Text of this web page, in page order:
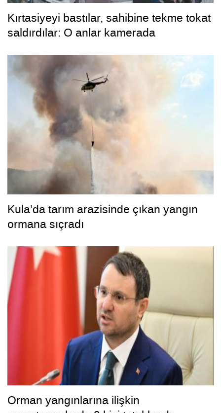
Kırtasiyeyi bastılar, sahibine tekme tokat
saldırdılar: O anlar kamerada
Kula’da tarım arazisinde çıkan yangın
ormana sıçradı
Orman yangınlarına ilişkin